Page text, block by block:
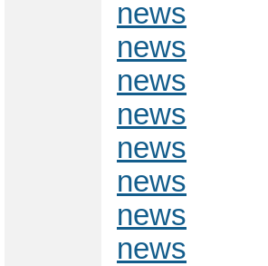
news
news
news
news
news
news
news
news